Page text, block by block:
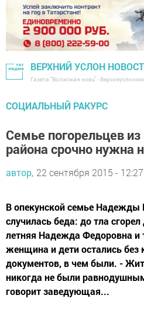
ВЕРХНИЙ УСЛОН
Газета "Волжская новь" -
СОЦИАЛЬНЫЙ РАКУРС
Семье погорельцев
района срочно
автор, 22 сентября 2015 - 12:27
В опекунской семье Надежды
случилась беда: до тла
летняя Надежда Федоровна и
женщина и дети остались
документов, в чем были. -
никогда не были
говорит заведующая...